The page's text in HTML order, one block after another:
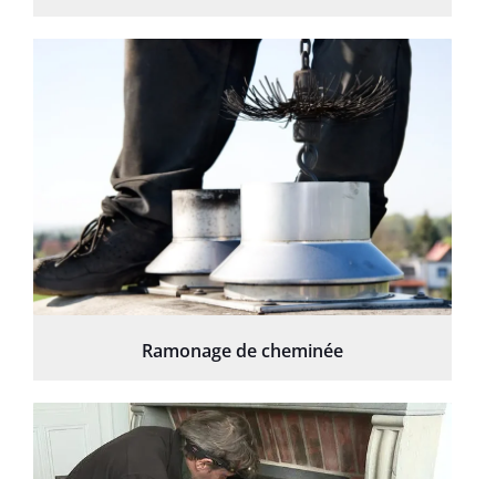
Ramonage de cheminée